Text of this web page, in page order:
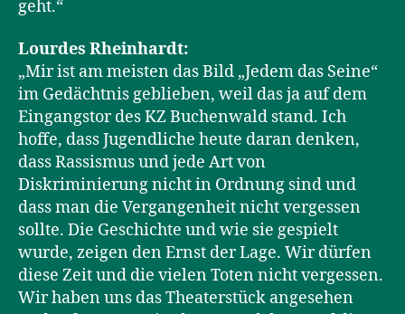
geht.“
Lourdes Rheinhardt:
„Mir ist am meisten das Bild „Jedem das Seine“
im Gedächtnis geblieben, weil das ja auf dem
Eingangstor des KZ Buchenwald stand. Ich
hoffe, dass Jugendliche heute daran denken,
dass Rassismus und jede Art von
Diskriminierung nicht in Ordnung sind und
dass man die Vergangenheit nicht vergessen
sollte. Die Geschichte und wie sie gespielt
wurde, zeigen den Ernst der Lage. Wir dürfen
diese Zeit und die vielen Toten nicht vergessen.
Wir haben uns das Theaterstück angesehen